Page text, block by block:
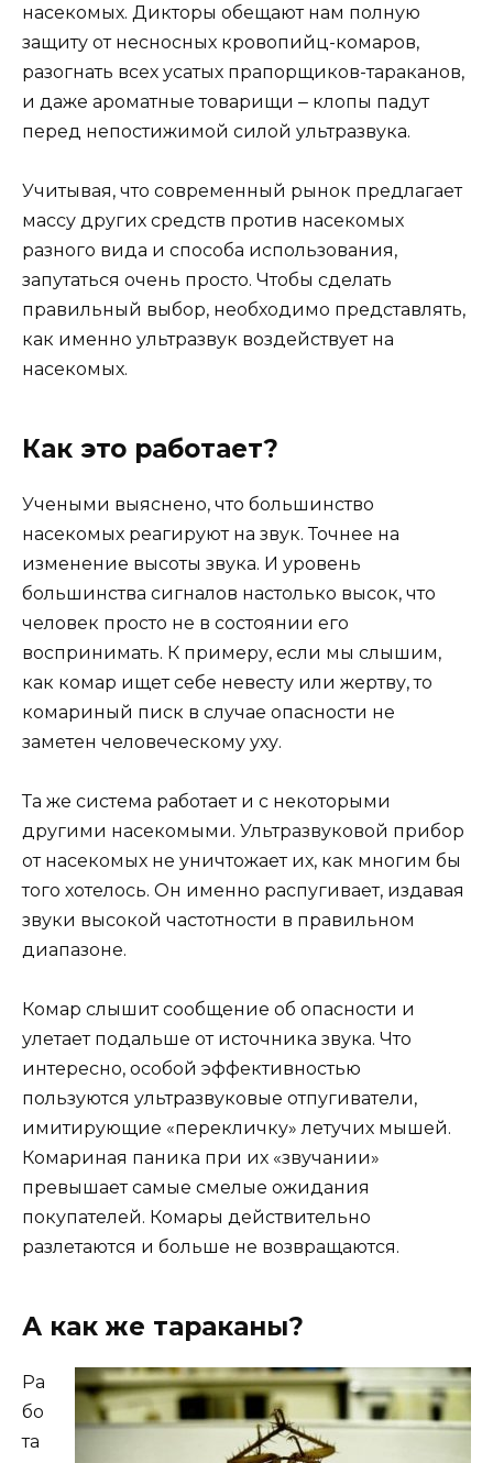
насекомых. Дикторы обещают нам полную
защиту от несносных кровопийц-комаров,
разогнать всех усатых прапорщиков-тараканов,
и даже ароматные товарищи ‒ клопы падут
перед непостижимой силой ультразвука.
Учитывая, что современный рынок предлагает
массу других средств против насекомых
разного вида и способа использования,
запутаться очень просто. Чтобы сделать
правильный выбор, необходимо представлять,
как именно ультразвук воздействует на
насекомых.
Как это работает?
Учеными выяснено, что большинство
насекомых реагируют на звук. Точнее на
изменение высоты звука. И уровень
большинства сигналов настолько высок, что
человек просто не в состоянии его
воспринимать. К примеру, если мы слышим,
как комар ищет себе невесту или жертву, то
комариный писк в случае опасности не
заметен человеческому уху.
Та же система работает и с некоторыми
другими насекомыми. Ультразвуковой прибор
от насекомых не уничтожает их, как многим бы
того хотелось. Он именно распугивает, издавая
звуки высокой частотности в правильном
диапазоне.
Комар слышит сообщение об опасности и
улетает подальше от источника звука. Что
интересно, особой эффективностью
пользуются ультразвуковые отпугиватели,
имитирующие «перекличку» летучих мышей.
Комариная паника при их «звучании»
превышает самые смелые ожидания
покупателей. Комары действительно
разлетаются и больше не возвращаются.
А как же тараканы?
Ра
бо
та